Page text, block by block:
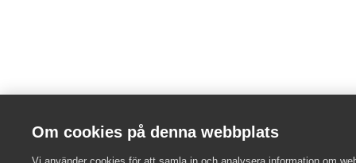
Om cookies på denna webbplats